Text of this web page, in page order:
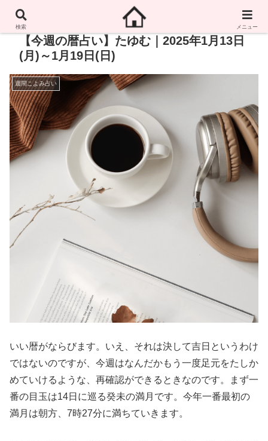
【今週の暦占い】たゆむ｜2025年1月13日
(月)～1月19日(日)
週間こよみ占い
いい暦がならびます。いえ、それは決して吉日というわけ
ではないのですが、今週はなんだかもう一度足元をたしか
めていけるような、再確認ができるときなのです。まず一
番の目玉は14日に巡る癸未の満月です。今年一番最初の
満月は朝方、7時27分に満ちていきます。
検索 メニュー